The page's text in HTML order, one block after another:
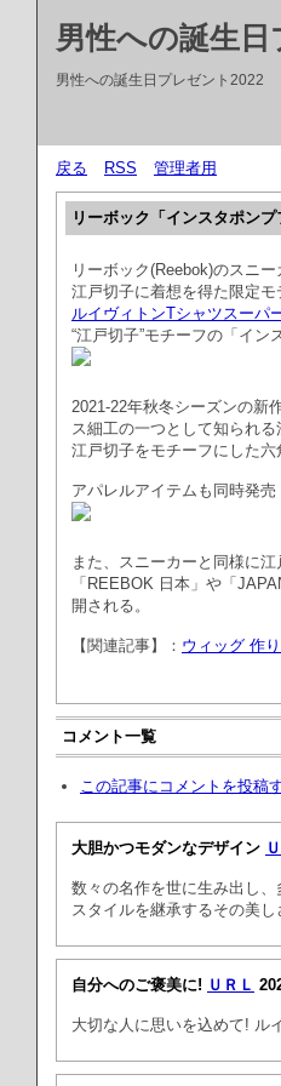
男性への誕生
男性への誕生日プレゼント2022
戻る RSS 管理者用
リーボック「インスタポンプ
リーボック(Reebok)のスニ
江戸切子に着想を得た限定モ
ルイヴィトンTシャツスーパ
“江戸切子”モチーフの「イ
2021-22年秋冬シーズンの新
ス細工の一つとして知られ
江戸切子をモチーフにした
アパレルアイテムも同時発売
また、スニーカーと同様に
「REEBOK 日本」や「
開される。
【関連記事】： ウィッグ 作
コメント一覧
この記事にコメントを投稿
大胆かつモダンなデザイン
数々の名作を世に生み出し
スタイルを継承するその美
自分へのご褒美に! ＵＲＬ
大切な人に思いを込めて! ル